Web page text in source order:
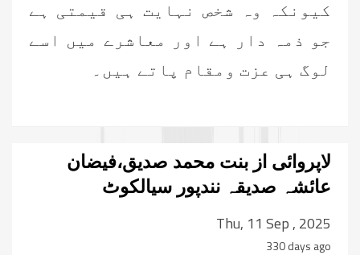
کیونکہ وہ شخص نہایت ہی قیمتی ہے
جو ذمہ دار ہے اور معاشرے میں اسے
لوگ ہی عزت ومقام پاتے ہیں۔
لاپروائی از بنت محمد صدیق،فیضان
عائشہ صدیقہ نندپور سیالکوٹ
Thu, 11 Sep , 2025
330 days ago